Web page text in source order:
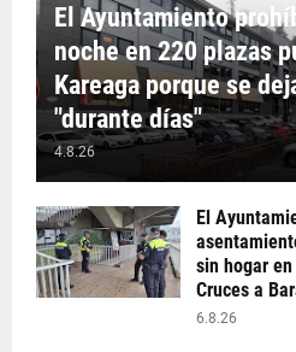
El Ayuntamiento
noche en 220 plazas
Kareaga porque se
"durante días"
4.8.26
El
sin hogar
Cruces a
6.8.26